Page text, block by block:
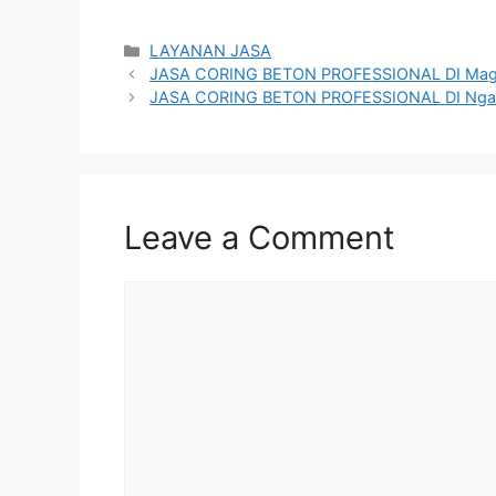
Categories
LAYANAN JASA
JASA CORING BETON PROFESSIONAL DI
JASA CORING BETON PROFESSIONAL DI
Leave a Comment